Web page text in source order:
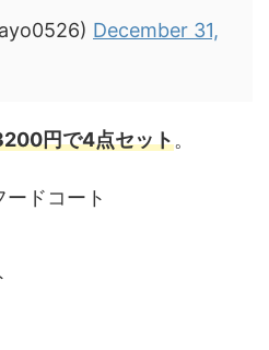
December 31,
円で4点セット。
ドコート